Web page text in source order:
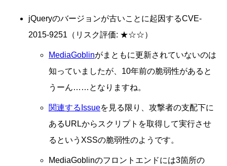
jQueryのバージョンが古いことに起因するCVE-
2015-9251（リスク評価: ★☆☆）
MediaGoblinがまともに更新されていないのは
知っていましたが、10年前の脆弱性があると
うーん……となりますね。
関連するIssueを見る限り、攻撃者の支配下に
あるURLからスクリプトを取得して実行させ
るというXSSの脆弱性のようです。
MediaGoblinのフロントエンドには3箇所の